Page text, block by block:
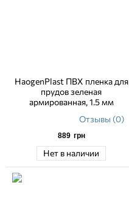
HaogenPlast ПВХ пленка для
прудов зеленая
армированная, 1.5 мм
Отзывы (0)
889 грн
Нет в наличии